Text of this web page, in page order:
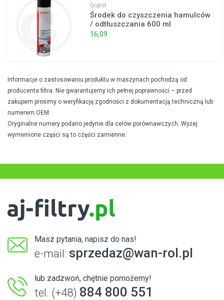
Granit
Środek do czyszczenia hamulców
/ odtłuszczania 600 ml
16,09
Informacje o zastosowaniu produktu w maszynach pochodzą od
producenta filtra. Nie gwarantujemy ich pełnej poprawności – przed
zakupem prosimy o weryfikację zgodności z dokumentacją techniczną lub
numerem OEM.
Oryginalne numery podano jedynie dla celów porównawczych. Wyżej
wymienione części są to części zamienne.
Masz pytania, napisz do nas!
e-mail: sprzedaz@wan-rol.pl
lub zadzwoń, chętnie pomożemy!
tel. (+48) 884 800 551